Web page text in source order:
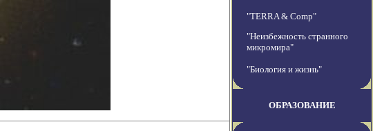
"TERRA & Comp"
"Неизбежность странного
микромира"
"Биология и жизнь"
ОБРАЗОВАНИЕ